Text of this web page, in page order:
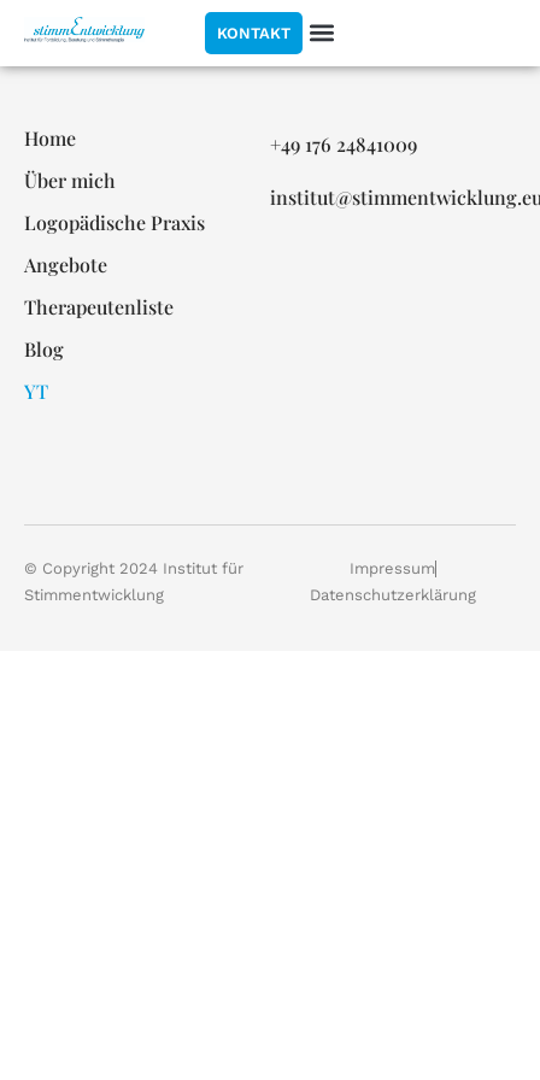
KONTAKT
Home
Über mich
Logopädische Praxis
Angebote
Therapeutenliste
Blog
YT
+49 176 24841009
© Copyright 2024 Institut für
Stimmentwicklung
Impressum
Datenschutzerklärung